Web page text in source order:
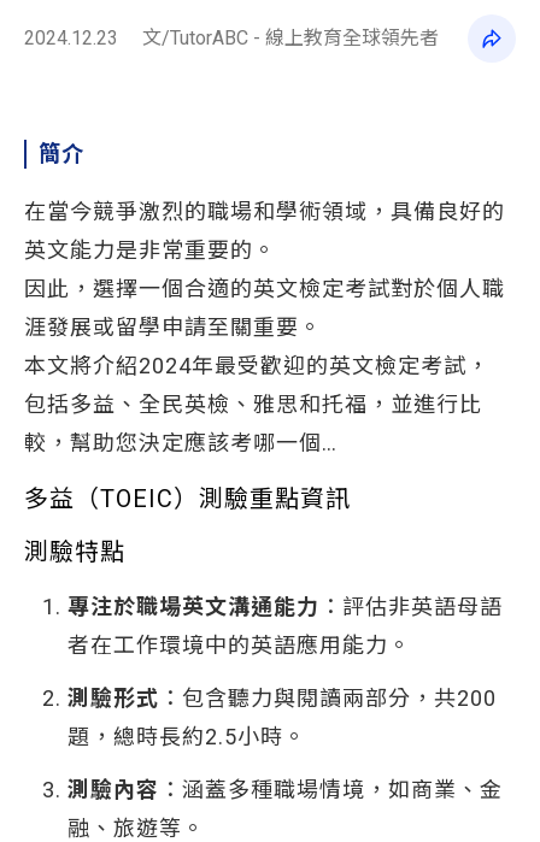
2024.12.23 文/TutorABC - 線上教育全球領先者
簡介
在當今競爭激烈的職場和學術領域，具備良好的
英文能力是非常重要的。
因此，選擇一個合適的英文檢定考試對於個人職
涯發展或留學申請至關重要。
本文將介紹2024年最受歡迎的英文檢定考試，
包括多益、全民英檢、雅思和托福，並進行比
較，幫助您決定應該考哪一個…
多益（TOEIC）測驗重點資訊
測驗特點
專注於職場英文溝通能力 ：評估非英語母語
者在工作環境中的英語應用能力。
測驗形式 ：包含聽力與閱讀兩部分，共200
題，總時長約2.5小時。
測驗內容 ：涵蓋多種職場情境，如商業、金
融、旅遊等。